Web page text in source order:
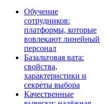
Обучение
сотрудников:
платформы, которые
вовлекают линейный
персонал
Базальтовая вата:
свойства,
характеристики и
секреты выбора
Качественные